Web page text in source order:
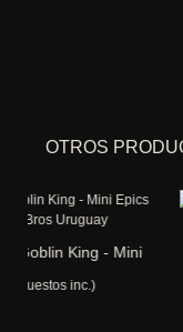
OTROS
Lord of the